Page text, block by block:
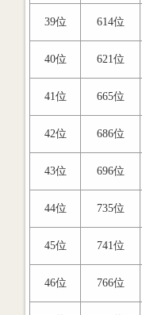
39位 614位
40位 621位
41位 665位
42位 686位
43位 696位
44位 735位
45位 741位
46位 766位